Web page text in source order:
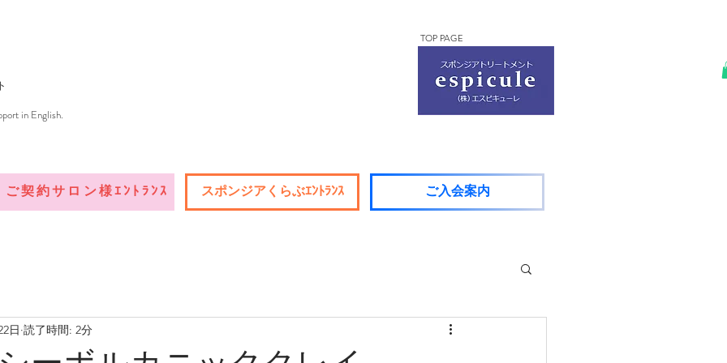
TOP PAGE
in English.
ご契約サロン様ｴﾝﾄﾗﾝｽ スポンジアくらぶｴﾝﾄﾗﾝｽ ご入会案内
日 読了時間: 2分